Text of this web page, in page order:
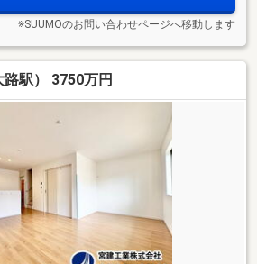
※SUUMOのお問い合わせページへ移動します
駅） 3750万円